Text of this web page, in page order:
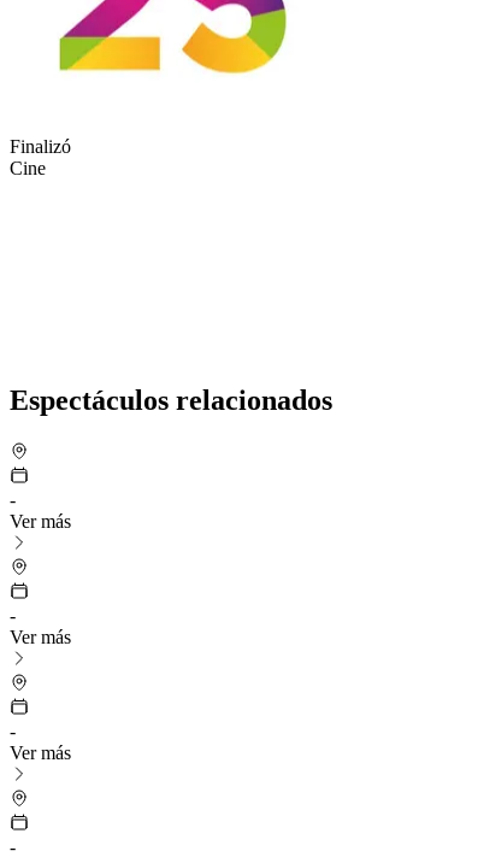
Finalizó
Cine
Espectáculos relacionados
-
Ver más
-
Ver más
-
Ver más
-